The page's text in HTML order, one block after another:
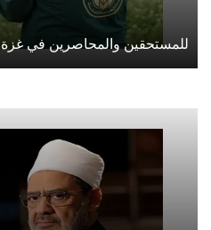
للمستحقين والمحاصرين في